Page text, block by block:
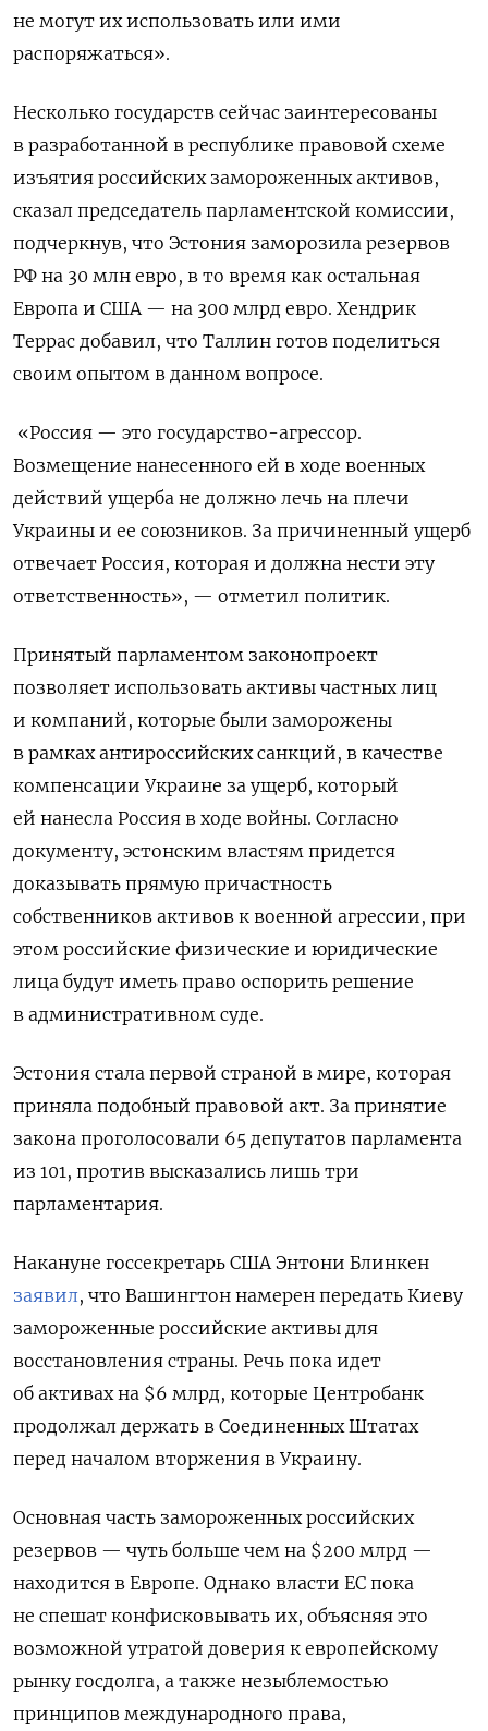
не могут их использовать или ими
распоряжаться».
Несколько государств сейчас заинтересованы
в разработанной в республике правовой схеме
изъятия российских замороженных активов,
сказал председатель парламентской комиссии,
подчеркнув, что Эстония заморозила резервов
РФ на 30 млн евро, в то время как остальная
Европа и США — на 300 млрд евро. Хендрик
Террас добавил, что Таллин готов поделиться
своим опытом в данном вопросе.
«Россия — это государство-агрессор.
Возмещение нанесенного ей в ходе военных
действий ущерба не должно лечь на плечи
Украины и ее союзников. За причиненный ущерб
отвечает Россия, которая и должна нести эту
ответственность», — отметил политик.
Принятый парламентом законопроект
позволяет использовать активы частных лиц
и компаний, которые были заморожены
в рамках антироссийских санкций, в качестве
компенсации Украине за ущерб, который
ей нанесла Россия в ходе войны. Согласно
документу, эстонским властям придется
доказывать прямую причастность
собственников активов к военной агрессии, при
этом российские физические и юридические
лица будут иметь право оспорить решение
в административном суде.
Эстония стала первой страной в мире, которая
приняла подобный правовой акт. За принятие
закона проголосовали 65 депутатов парламента
из 101, против высказались лишь три
парламентария.
Накануне госсекретарь США Энтони Блинкен
заявил, что Вашингтон намерен передать Киеву
замороженные российские активы для
восстановления страны. Речь пока идет
об активах на $6 млрд, которые Центробанк
продолжал держать в Соединенных Штатах
перед началом вторжения в Украину.
Основная часть замороженных российских
резервов — чуть больше чем на $200 млрд —
находится в Европе. Однако власти ЕС пока
не спешат конфисковывать их, объясняя это
возможной утратой доверия к европейскому
рынку госдолга, а также незыблемостью
принципов международного права,